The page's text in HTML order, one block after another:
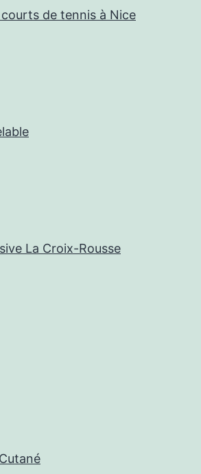
de tennis à Nice
La Croix-Rousse